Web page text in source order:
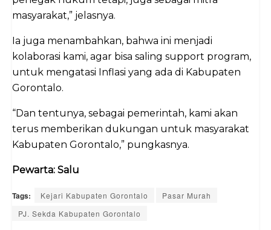
masyarakat,” jelasnya.
Ia juga menambahkan, bahwa ini menjadi
kolaborasi kami, agar bisa saling support program,
untuk mengatasi Inflasi yang ada di Kabupaten
Gorontalo.
“Dan tentunya, sebagai pemerintah, kami akan
terus memberikan dukungan untuk masyarakat
Kabupaten Gorontalo,” pungkasnya.
Pewarta: Salu
Tags: Kejari Kabupaten Gorontalo
Pasar Murah
PJ. Sekda Kabupaten Gorontalo